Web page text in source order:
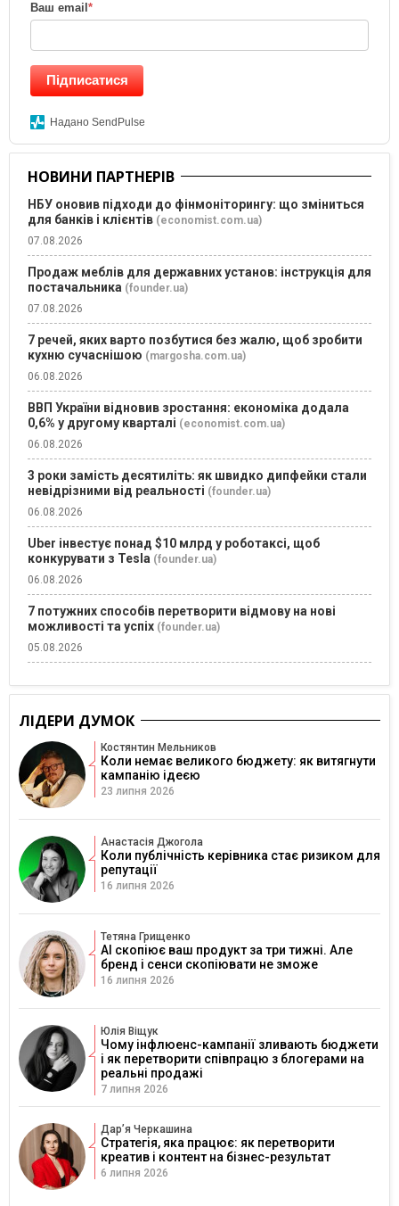
Ваш email *
Підписатися
Надано SendPulse
НОВИНИ ПАРТНЕРІВ
НБУ оновив підходи до фінмоніторингу: що зміниться
для банків і клієнтів (economist.com.ua)
07.08.2026
Продаж меблів для державних установ: інструкція для
постачальника (founder.ua)
07.08.2026
7 речей, яких варто позбутися без жалю, щоб зробити
кухню сучаснішою (margosha.com.ua)
06.08.2026
ВВП України відновив зростання: економіка додала
0,6% у другому кварталі (economist.com.ua)
06.08.2026
3 роки замість десятиліть: як швидко дипфейки стали
невідрізними від реальності (founder.ua)
06.08.2026
Uber інвестує понад $10 млрд у роботаксі, щоб
конкурувати з Tesla (founder.ua)
06.08.2026
7 потужних способів перетворити відмову на нові
можливості та успіх (founder.ua)
05.08.2026
ЛІДЕРИ ДУМОК
Костянтин Мельников
Коли немає великого бюджету: як витягнути
кампанію ідеєю
23 липня 2026
Анастасія Джогола
Коли публічність керівника стає ризиком для
репутації
16 липня 2026
Тетяна Грищенко
AI скопіює ваш продукт за три тижні. Але
бренд і сенси скопіювати не зможе
16 липня 2026
Юлія Віщук
Чому інфлюенс-кампанії зливають бюджети
і як перетворити співпрацю з блогерами на
реальні продажі
7 липня 2026
Дарʼя Черкашина
Стратегія, яка працює: як перетворити
креатив і контент на бізнес-результат
6 липня 2026